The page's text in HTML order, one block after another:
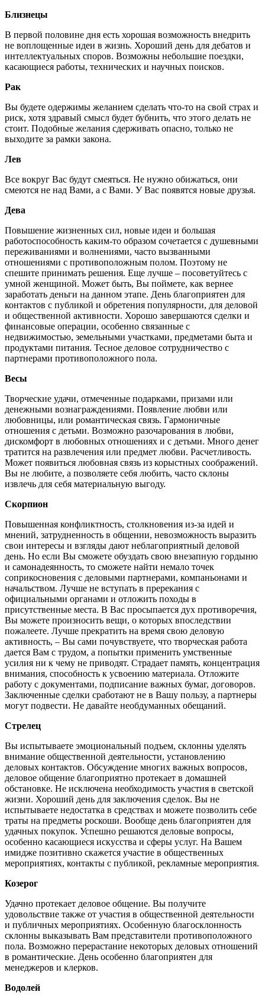
Близнецы
В первой половине дня есть хорошая возможность внедрить
не воплощенные идеи в жизнь. Хороший день для дебатов и
интеллектуальных споров. Возможны небольшие поездки,
касающиеся работы, технических и научных поисков.
Рак
Вы будете одержимы желанием сделать что-то на свой страх и
риск, хотя здравый смысл будет бубнить, что этого делать не
стоит. Подобные желания сдерживать опасно, только не
выходите за рамки закона.
Лев
Все вокруг Вас будут смеяться. Не нужно обижаться, они
смеются не над Вами, а с Вами. У Вас появятся новые друзья.
Дева
Повышение жизненных сил, новые идеи и большая
работоспособность каким-то образом сочетается с душевными
переживаниями и волнениями, часто вызванными
отношениями с противоположным полом. Поэтому не
спешите принимать решения. Еще лучше – посоветуйтесь с
умной женщиной. Может быть, Вы поймете, как вернее
заработать деньги на данном этапе. День благоприятен для
контактов с публикой и обретения популярности, для деловой
и общественной активности. Хорошо завершаются сделки и
финансовые операции, особенно связанные с
недвижимостью, земельными участками, предметами быта и
продуктами питания. Тесное деловое сотрудничество с
партнерами противоположного пола.
Весы
Творческие удачи, отмеченные подарками, призами или
денежными вознаграждениями. Появление любви или
любовницы, или романтическая связь. Гармоничные
отношения с детьми. Возможно разочарования в любви,
дискомфорт в любовных отношениях и с детьми. Много денег
тратится на развлечения или предмет любви. Расчетливость.
Может появиться любовная связь из корыстных соображений.
Вы не любите, а позволяете себя любить, часто склоны
извлечь для себя материальную выгоду.
Скорпион
Повышенная конфликтность, столкновения из-за идей и
мнений, затрудненность в общении, невозможность выразить
свои интересы и взгляды дают неблагоприятный деловой
день. Но если Вы сможете обуздать свою внезапную гордыню
и самонадеянность, то сможете найти немало точек
соприкосновения с деловыми партнерами, компаньонами и
начальством. Лучше не вступать в пререкания с
официальными органами и отложить походы в
присутственные места. В Вас просыпается дух противоречия,
Вы можете произносить вещи, о которых впоследствии
пожалеете. Лучше прекратить на время свою деловую
активность, – Вы сами почувствуете, что творческая работа
дается Вам с трудом, а попытки применить умственные
усилия ни к чему не приводят. Страдает память, концентрация
внимания, способность к усвоению материала. Отложите
работу с документами, подписание важных бумаг, договоров.
Заключенные сделки сработают не в Вашу пользу, а партнеры
могут подвести. Не давайте необдуманных обещаний.
Стрелец
Вы испытываете эмоциональный подъем, склонны уделять
внимание общественной деятельности, установлению
деловых контактов. Обсуждение многих важных вопросов,
деловое общение благоприятно протекает в домашней
обстановке. Не исключена необходимость участия в светской
жизни. Хороший день для заключения сделок. Вы не
испытываете недостатка в средствах и можете позволить себе
траты на предметы роскоши. Вообще день благоприятен для
удачных покупок. Успешно решаются деловые вопросы,
особенно касающиеся искусства и сферы услуг. На Вашем
имидже позитивно скажется участие в общественных
мероприятиях, контакты с публикой, рекламные мероприятия.
Козерог
Удачно протекает деловое общение. Вы получите
удовольствие также от участия в общественной деятельности
и публичных мероприятиях. Особенную благосклонность
склонны выказывать Вам представители противоположного
пола. Возможно перерастание некоторых деловых отношений
в романтические. День особенно благоприятен для
менеджеров и клерков.
Водолей